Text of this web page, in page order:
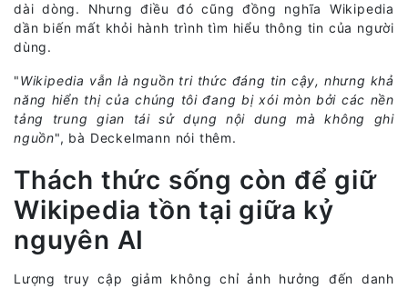
dài dòng. Nhưng điều đó cũng đồng nghĩa Wikipedia
dần biến mất khỏi hành trình tìm hiểu thông tin của người
dùng.
"Wikipedia vẫn là nguồn tri thức đáng tin cậy, nhưng khả
năng hiển thị của chúng tôi đang bị xói mòn bởi các nền
tảng trung gian tái sử dụng nội dung mà không ghi
nguồn", bà Deckelmann nói thêm.
Thách thức sống còn để giữ
Wikipedia tồn tại giữa kỷ
nguyên AI
Lượng truy cập giảm không chỉ ảnh hưởng đến danh